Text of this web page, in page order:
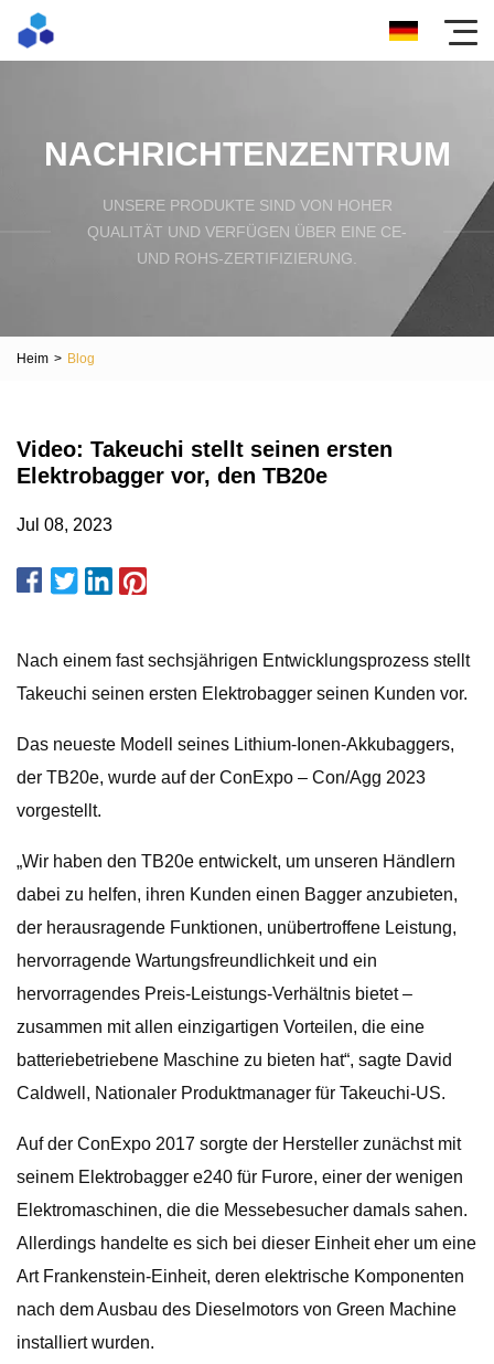
NACHRICHTENZENTRUM
UNSERE PRODUKTE SIND VON HOHER
QUALITÄT UND VERFÜGEN ÜBER EINE CE-
UND ROHS-ZERTIFIZIERUNG.
Heim > Blog
Video: Takeuchi stellt seinen ersten
Elektrobagger vor, den TB20e
Jul 08, 2023
Nach einem fast sechsjährigen Entwicklungsprozess stellt
Takeuchi seinen ersten Elektrobagger seinen Kunden vor.
Das neueste Modell seines Lithium-Ionen-Akkubaggers,
der TB20e, wurde auf der ConExpo – Con/Agg 2023
vorgestellt.
„Wir haben den TB20e entwickelt, um unseren Händlern
dabei zu helfen, ihren Kunden einen Bagger anzubieten,
der herausragende Funktionen, unübertroffene Leistung,
hervorragende Wartungsfreundlichkeit und ein
hervorragendes Preis-Leistungs-Verhältnis bietet –
zusammen mit allen einzigartigen Vorteilen, die eine
batteriebetriebene Maschine zu bieten hat“, sagte David
Caldwell, Nationaler Produktmanager für Takeuchi-US.
Auf der ConExpo 2017 sorgte der Hersteller zunächst mit
seinem Elektrobagger e240 für Furore, einer der wenigen
Elektromaschinen, die die Messebesucher damals sahen.
Allerdings handelte es sich bei dieser Einheit eher um eine
Art Frankenstein-Einheit, deren elektrische Komponenten
nach dem Ausbau des Dieselmotors von Green Machine
installiert wurden.